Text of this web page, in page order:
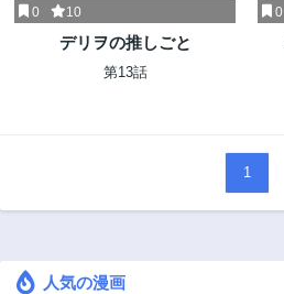
0 10
デリヲの推しごと
第13話
0
1
人気の漫画